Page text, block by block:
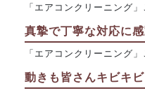
「エアコンクリーニング
真摯で丁寧な対応に
「エアコンクリーニング
動きも皆さんキビキ